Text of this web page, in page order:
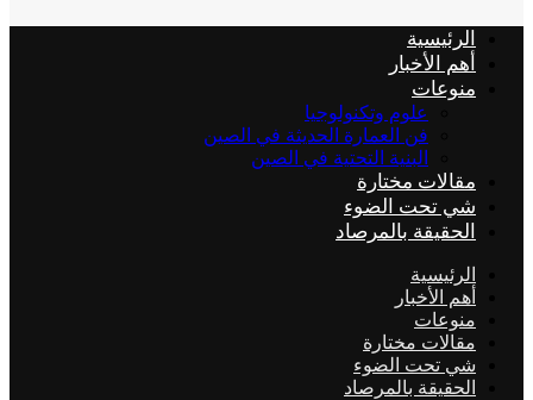
الرئيسية
أهم الأخبار
منوعات
علوم وتكنولوجيا
فن العمارة الحديثة في الصين
البنية التحتية في الصين
مقالات مختارة
شي تحت الضوء
الحقيقة بالمرصاد
الرئيسية
أهم الأخبار
منوعات
مقالات مختارة
شي تحت الضوء
الحقيقة بالمرصاد